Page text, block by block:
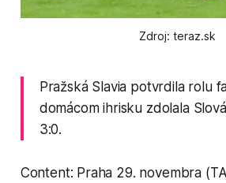
Zdroj: teraz.sk
Pražská Slavia potvrdila rolu
domácom ihrisku zdolala
3:0.
Content: Praha 29. novembra